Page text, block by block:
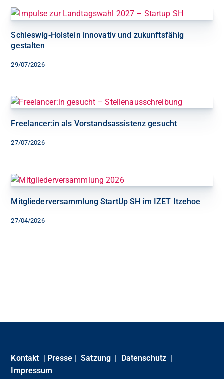
29/07/2026
Schleswig-Holstein innovativ und zukunftsfähig
gestalten
27/07/2026
Freelancer:in als Vorstandsassistenz gesucht
27/04/2026
Mitgliederversammlung StartUp SH im IZET Itzehoe
Kontakt | Presse |Satzung | Datenschutz |
Impressum